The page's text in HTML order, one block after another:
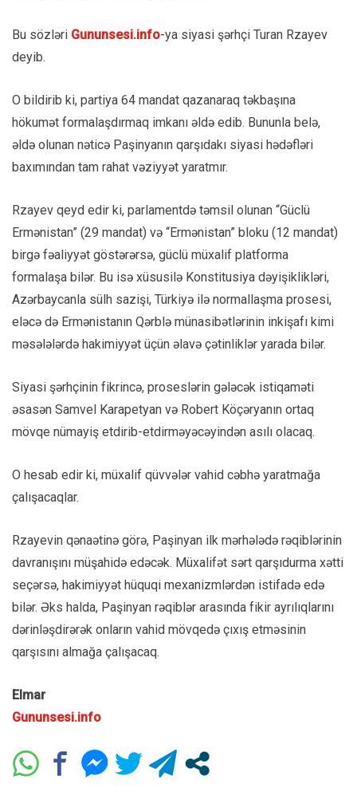
Bu sözləri Gununsesi.info-ya siyasi şərhçi Turan Rzayev
deyib.
O bildirib ki, partiya 64 mandat qazanaraq təkbaşına
hökumət formalaşdırmaq imkanı əldə edib. Bununla belə,
əldə olunan nəticə Paşinyanın qarşıdakı siyasi hədəfləri
baxımından tam rahat vəziyyət yaratmır.
Rzayev qeyd edir ki, parlamentdə təmsil olunan “Güclü
Ermənistan” (29 mandat) və “Ermənistan” bloku (12 mandat)
birgə fəaliyyət göstərərsə, güclü müxalif platforma
formalaşa bilər. Bu isə xüsusilə Konstitusiya dəyişiklikləri,
Azərbaycanla sülh sazişi, Türkiyə ilə normallaşma prosesi,
eləcə də Ermənistanın Qərblə münasibətlərinin inkişafı kimi
məsələlərdə hakimiyyət üçün əlavə çətinliklər yarada bilər.
Siyasi şərhçinin fikrincə, proseslərin gələcək istiqaməti
əsasən Samvel Karapetyan və Robert Köçəryanın ortaq
mövqe nümayiş etdirib-etdirməyəcəyindən asılı olacaq.
O hesab edir ki, müxalif qüvvələr vahid cəbhə yaratmağa
çalışacaqlar.
Rzayevin qənaətinə görə, Paşinyan ilk mərhələdə rəqiblərinin
davranışını müşahidə edəcək. Müxalifət sərt qarşıdurma xətti
seçərsə, hakimiyyət hüquqi mexanizmlərdən istifadə edə
bilər. Əks halda, Paşinyan rəqiblər arasında fikir ayrılıqlarını
dərinləşdirərək onların vahid mövqedə çıxış etməsinin
qarşısını almağa çalışacaq.
Elmar
Gununsesi.info